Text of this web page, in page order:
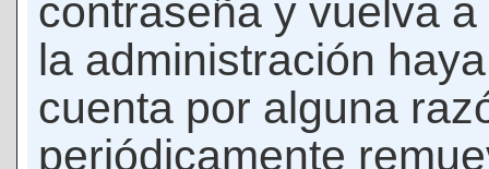
contraseña y vuelva
la administración
cuenta por alguna
periódicamente